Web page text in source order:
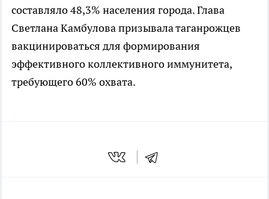
составляло 48,3% населения города. Глава
Светлана Камбулова призывала таганрожцев
вакцинироваться для формирования
эффективного коллективного иммунитета,
требующего 60% охвата.